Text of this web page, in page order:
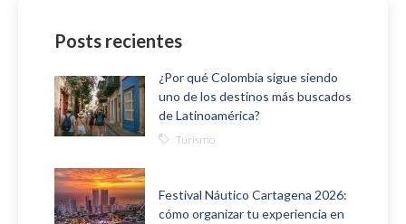
Posts recientes
¿Por qué Colombia sigue siendo
uno de los destinos más buscados
de Latinoamérica?
Turismo
Festival Náutico Cartagena 2026:
cómo organizar tu experiencia en